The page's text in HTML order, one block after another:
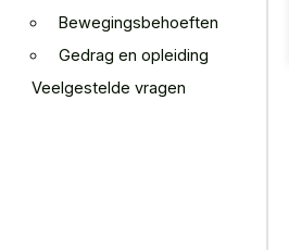
Bewegingsbehoeften
Gedrag en opleiding
Veelgestelde vragen